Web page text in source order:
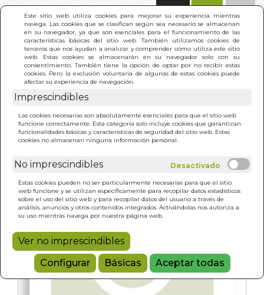
Este sitio web utiliza cookies para mejorar su experiencia mientras
navega. Las cookies que se clasifican según sea necesario se almacenan
en su navegador, ya que son esenciales para el funcionamiento de las
características básicas del sitio web. También utilizamos cookies de
terceros que nos ayudan a analizar y comprender cómo utiliza este sitio
web. Estas cookies se almacenarán en su navegador solo con su
consentimiento. También tiene la opción de optar por no recibir estas
cookies. Pero la exclusión voluntaria de algunas de estas cookies puede
afectar su experiencia de navegación.
Imprescindibles
Las cookies necesarias son absolutamente esenciales para que el sitio web
funcione correctamente. Esta categoría solo incluye cookies que garantizan
funcionalidades básicas y características de seguridad del sitio web. Estas
cookies no almacenan ninguna información personal.
No imprescindibles
Estas cookies pueden no ser particularmente necesarias para que el sitio
web funcione y se utilizan específicamente para recopilar datos estadísticos
sobre el uso del sitio web y para recopilar datos del usuario a través de
análisis, anuncios y otros contenidos integrados. Activándolas nos autoriza a
su uso mientras navega por nuestra página web.
Ver no imprescindibles
Configurar
Básicas Aceptar todas
INICIO >
MARIA DE VALDEIGLESIAS